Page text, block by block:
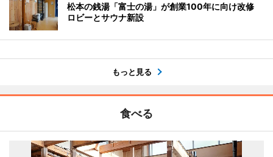
松本の銭湯「富士の湯」が創業100年に向け改修
ロビーとサウナ新設
もっと見る
食べる